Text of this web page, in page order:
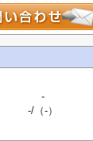
-
-/（-）